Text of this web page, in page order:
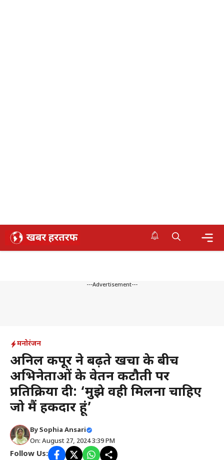
Skip
---Advertisement---
मनोरंजन
अनिल कपूर ने बढ़ते खर्चों के बीच
अभिनेताओं के वेतन कटौती पर
प्रतिक्रिया दी: ‘मुझे वही मिलना चाहिए
जो मैं हकदार हूं’
BySophia Ansari
On: August 27, 2024 3:39 PM
Follow Us: